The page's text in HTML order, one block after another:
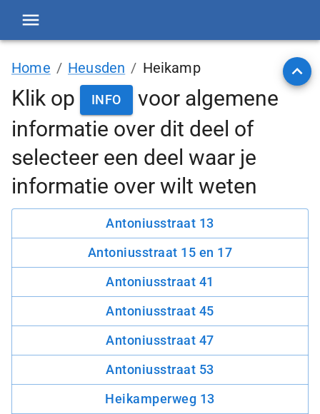
Home / Heusden / Heikamp
Klik op INFO
voor algemene
informatie over dit deel of
selecteer een deel waar je
informatie over wilt weten
Antoniusstraat 13
Antoniusstraat 15 en 17
Antoniusstraat 41
Antoniusstraat 45
Antoniusstraat 47
Antoniusstraat 53
Heikamperweg 13